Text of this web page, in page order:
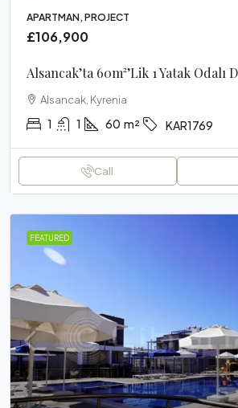
APARTMAN, PROJECT
£106,900
Alsancak’ta 60m²’lik 1 Yatak Odalı
Alsancak, Kyrenia
1 1 60 m² KAR1769
Call
FEATURED